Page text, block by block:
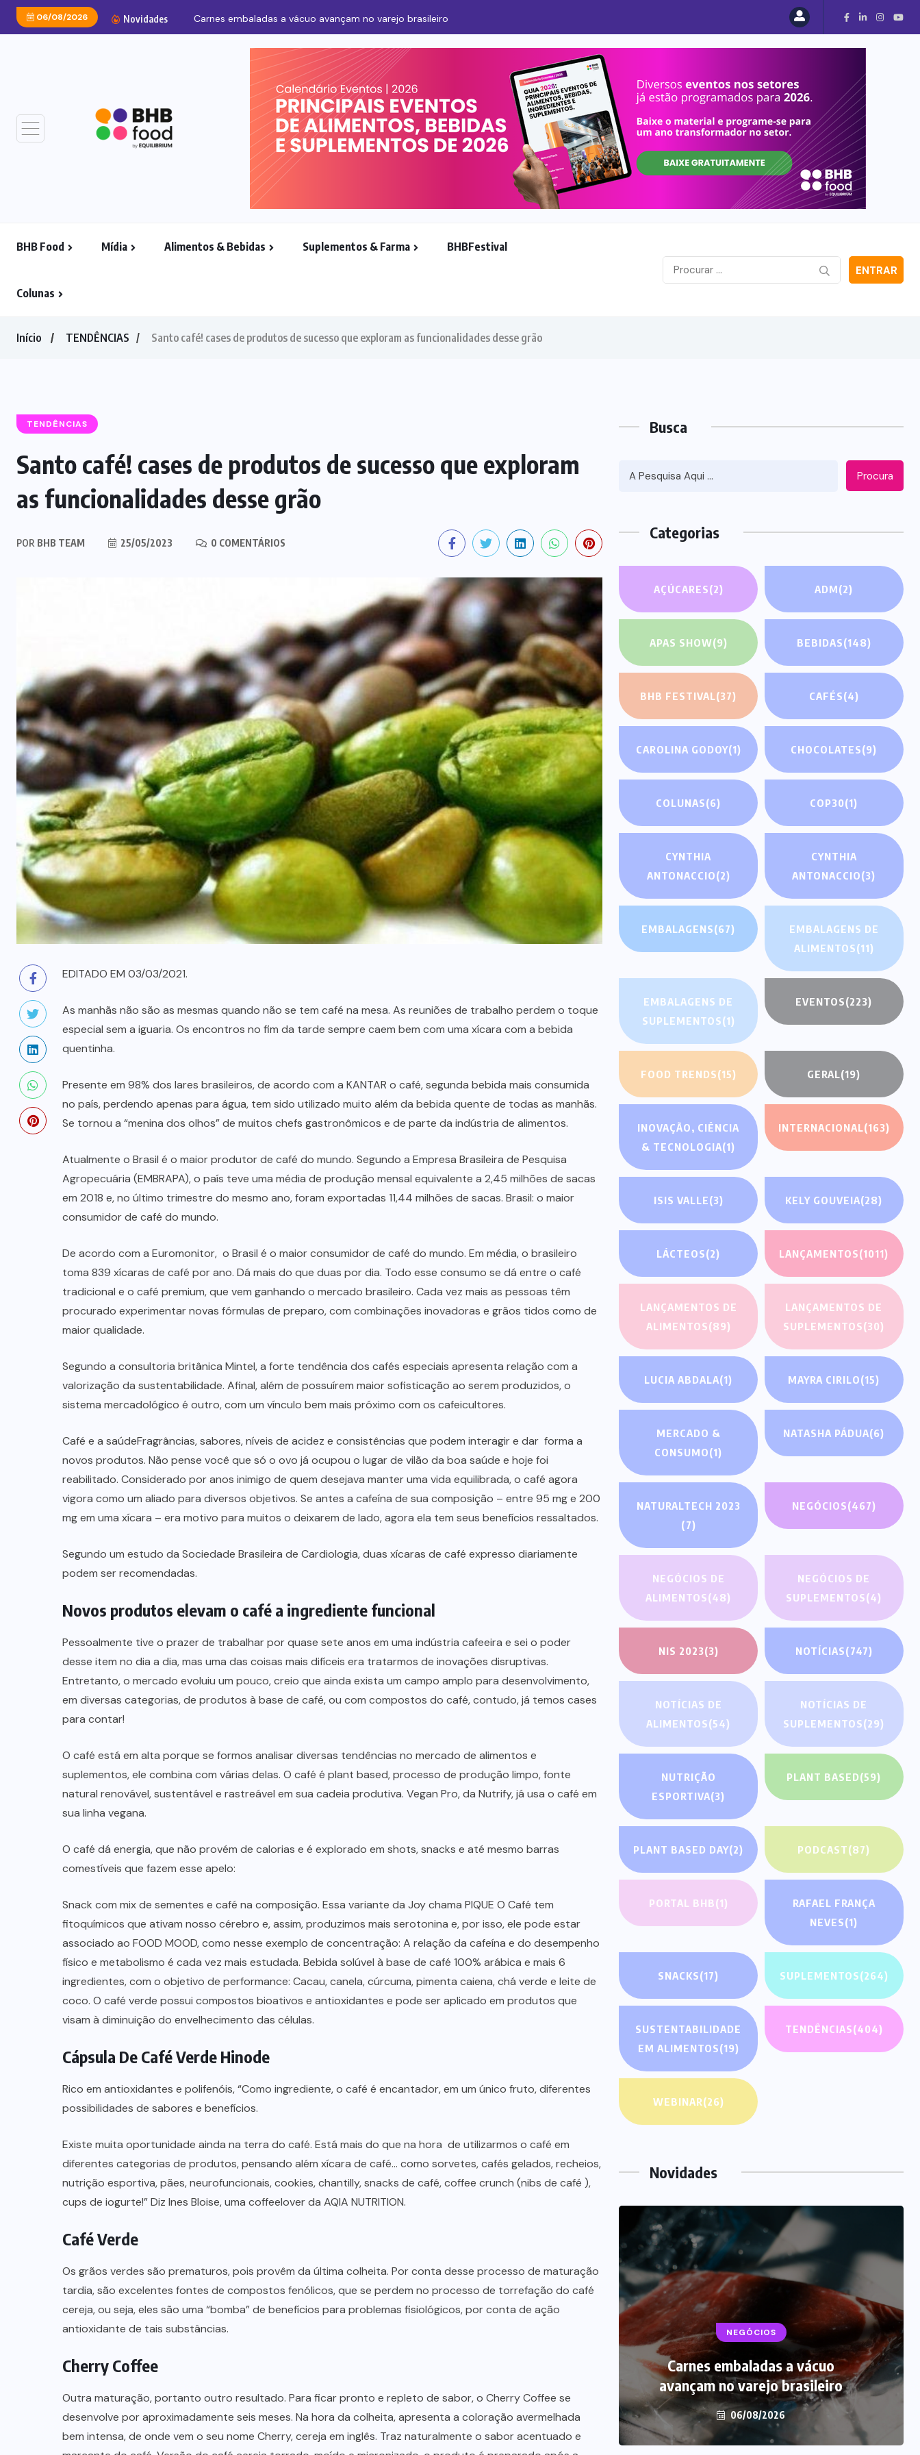
06/08/2026 Novidades Carnes embaladas a vácuo avançam no varejo brasileiro
BHB Food Mídia Alimentos & Bebidas Suplementos & Farma BHBFestival
Colunas
ENTRAR
Início TENDÊNCIAS Santo café! cases de produtos de sucesso que exploram as funcionalidades desse grão
TENDÊNCIAS
Santo café! cases de produtos de sucesso que exploram
as funcionalidades desse grão
POR BHB TEAM 25/05/2023 0 COMENTÁRIOS
EDITADO EM 03/03/2021.
As manhãs não são as mesmas quando não se tem café na mesa. As reuniões de trabalho perdem o toque
especial sem a iguaria. Os encontros no fim da tarde sempre caem bem com uma xícara com a bebida
quentinha.
Presente em 98% dos lares brasileiros, de acordo com a KANTAR o café, segunda bebida mais consumida
no país, perdendo apenas para água, tem sido utilizado muito além da bebida quente de todas as manhãs.
Se tornou a “menina dos olhos” de muitos chefs gastronômicos e de parte da indústria de alimentos.
Atualmente o Brasil é o maior produtor de café do mundo. Segundo a Empresa Brasileira de Pesquisa
Agropecuária (EMBRAPA), o país teve uma média de produção mensal equivalente a 2,45 milhões de sacas
em 2018 e, no último trimestre do mesmo ano, foram exportadas 11,44 milhões de sacas. Brasil: o maior
consumidor de café do mundo.
De acordo com a Euromonitor, o Brasil é o maior consumidor de café do mundo. Em média, o brasileiro
toma 839 xícaras de café por ano. Dá mais do que duas por dia. Todo esse consumo se dá entre o café
tradicional e o café premium, que vem ganhando o mercado brasileiro. Cada vez mais as pessoas têm
procurado experimentar novas fórmulas de preparo, com combinações inovadoras e grãos tidos como de
maior qualidade.
Segundo a consultoria britânica Mintel, a forte tendência dos cafés especiais apresenta relação com a
valorização da sustentabilidade. Afinal, além de possuírem maior sofisticação ao serem produzidos, o
sistema mercadológico é outro, com um vínculo bem mais próximo com os cafeicultores.
Café e a saúdeFragrâncias, sabores, níveis de acidez e consistências que podem interagir e dar forma a
novos produtos. Não pense você que só o ovo já ocupou o lugar de vilão da boa saúde e hoje foi
reabilitado. Considerado por anos inimigo de quem desejava manter uma vida equilibrada, o café agora
vigora como um aliado para diversos objetivos. Se antes a cafeína de sua composição – entre 95 mg e 200
mg em uma xícara – era motivo para muitos o deixarem de lado, agora ela tem seus benefícios ressaltados.
Segundo um estudo da Sociedade Brasileira de Cardiologia, duas xícaras de café expresso diariamente
podem ser recomendadas.
Novos produtos elevam o café a ingrediente funcional
Pessoalmente tive o prazer de trabalhar por quase sete anos em uma indústria cafeeira e sei o poder
desse item no dia a dia, mas uma das coisas mais difíceis era tratarmos de inovações disruptivas.
Entretanto, o mercado evoluiu um pouco, creio que ainda exista um campo amplo para desenvolvimento,
em diversas categorias, de produtos à base de café, ou com compostos do café, contudo, já temos cases
para contar!
O café está em alta porque se formos analisar diversas tendências no mercado de alimentos e
suplementos, ele combina com várias delas. O café é plant based, processo de produção limpo, fonte
natural renovável, sustentável e rastreável em sua cadeia produtiva. Vegan Pro, da Nutrify, já usa o café em
sua linha vegana.
O café dá energia, que não provém de calorias e é explorado em shots, snacks e até mesmo barras
comestíveis que fazem esse apelo:
Snack com mix de sementes e café na composição. Essa variante da Joy chama PIQUE O Café tem
fitoquímicos que ativam nosso cérebro e, assim, produzimos mais serotonina e, por isso, ele pode estar
associado ao FOOD MOOD, como nesse exemplo de concentração: A relação da cafeína e do desempenho
físico e metabolismo é cada vez mais estudada. Bebida solúvel à base de café 100% arábica e mais 6
ingredientes, com o objetivo de performance: Cacau, canela, cúrcuma, pimenta caiena, chá verde e leite de
coco. O café verde possui compostos bioativos e antioxidantes e pode ser aplicado em produtos que
visam à diminuição do envelhecimento das células.
Cápsula De Café Verde Hinode
Rico em antioxidantes e polifenóis, “Como ingrediente, o café é encantador, em um único fruto, diferentes
possibilidades de sabores e benefícios.
Existe muita oportunidade ainda na terra do café. Está mais do que na hora de utilizarmos o café em
diferentes categorias de produtos, pensando além xícara de café… como sorvetes, cafés gelados, recheios,
nutrição esportiva, pães, neurofuncionais, cookies, chantilly, snacks de café, coffee crunch (nibs de café ),
cups de iogurte!” Diz Ines Bloise, uma coffeelover da AQIA NUTRITION.
Café Verde
Os grãos verdes são prematuros, pois provêm da última colheita. Por conta desse processo de maturação
tardia, são excelentes fontes de compostos fenólicos, que se perdem no processo de torrefação do café
cereja, ou seja, eles são uma “bomba” de benefícios para problemas fisiológicos, por conta de ação
antioxidante de tais substâncias.
Cherry Coffee
Outra maturação, portanto outro resultado. Para ficar pronto e repleto de sabor, o Cherry Coffee se
desenvolve por aproximadamente seis meses. Na hora da colheita, apresenta a coloração avermelhada
bem intensa, de onde vem o seu nome Cherry, cereja em inglês. Traz naturalmente o sabor acentuado e
Busca
Procura
Categorias
AÇÚCARES(2) ADM(2)
APAS SHOW(9) BEBIDAS(148)
BHB FESTIVAL(37) CAFÉS(4)
CAROLINA GODOY(1) CHOCOLATES(9)
COLUNAS(6) COP30(1)
CYNTHIA
ANTONACCIO(2)
CYNTHIA
ANTONACCIO(3)
EMBALAGENS(67)
EMBALAGENS DE
ALIMENTOS(11)
EMBALAGENS DE
SUPLEMENTOS(1)
EVENTOS(223)
FOOD TRENDS(15) GERAL(19)
INOVAÇÃO, CIÊNCIA
& TECNOLOGIA(1)
INTERNACIONAL(163)
ISIS VALLE(3) KELY GOUVEIA(28)
LÁCTEOS(2) LANÇAMENTOS(1011)
LANÇAMENTOS DE
ALIMENTOS(89)
LANÇAMENTOS DE
SUPLEMENTOS(30)
LUCIA ABDALA(1) MAYRA CIRILO(15)
MERCADO &
CONSUMO(1)
NATASHA PÁDUA(6)
NATURALTECH 2023
(7)
NEGÓCIOS(467)
NEGÓCIOS DE
ALIMENTOS(48)
NEGÓCIOS DE
SUPLEMENTOS(4)
NIS 2023(3) NOTÍCIAS(747)
NOTÍCIAS DE
ALIMENTOS(54)
NOTÍCIAS DE
SUPLEMENTOS(29)
NUTRIÇÃO
ESPORTIVA(3)
PLANT BASED(59)
PLANT BASED DAY(2) PODCAST(87)
PORTAL BHB(1)
RAFAEL FRANÇA
NEVES(1)
SNACKS(17) SUPLEMENTOS(264)
SUSTENTABILIDADE
EM ALIMENTOS(19)
TENDÊNCIAS(404)
WEBINAR(26)
Novidades
NEGÓCIOS
Carnes embaladas a vácuo
06/08/2026 06/08/2026
NEGÓCIOS
Carnes embaladas a vácuo
avançam no varejo brasileiro
06/08/2026